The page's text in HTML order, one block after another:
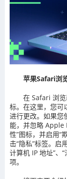
苹果Safari浏
在 Safari 浏览
标。在这里，您可
进行更改。如果您
能，并忽略 Apple
性”图标，并启用“
击“隐私”标签。启
计算机 IP 地址”、
项。